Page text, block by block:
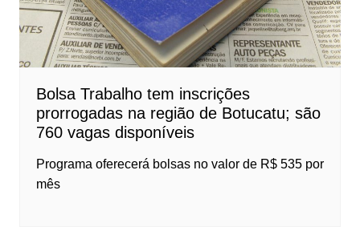
Bolsa Trabalho tem inscrições
prorrogadas na região de Botucatu; são
760 vagas disponíveis
Programa oferecerá bolsas no valor de R$ 535 por
mês